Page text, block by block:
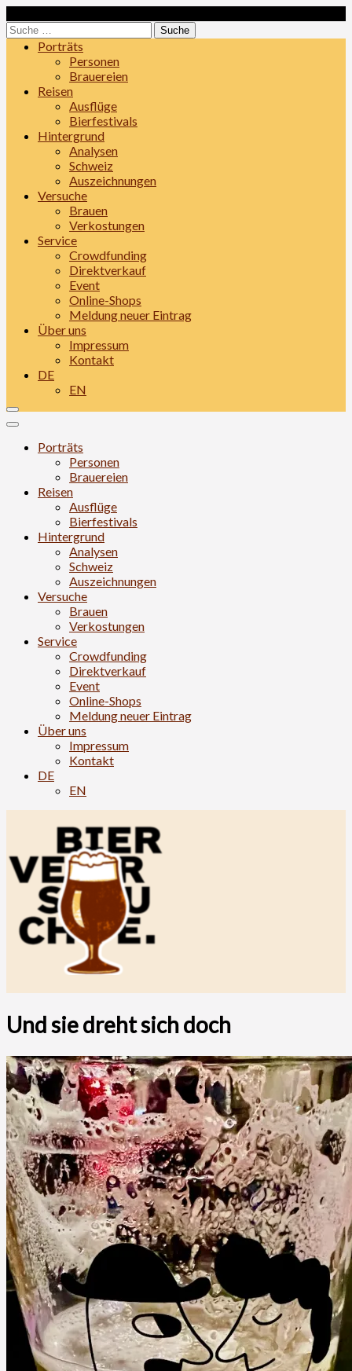
to
content
Suche
nach: Porträts
Personen
Brauereien
Reisen
Ausflüge
Bierfestivals
Hintergrund
Analysen
Schweiz
Auszeichnungen
Versuche
Brauen
Verkostungen
Service
Crowdfunding
Direktverkauf
Event
Online-Shops
Meldung neuer Eintrag
Über uns
Impressum
Kontakt
DE
EN
Porträts
Personen
Brauereien
Reisen
Ausflüge
Bierfestivals
Hintergrund
Analysen
Schweiz
Auszeichnungen
Versuche
Brauen
Verkostungen
Service
Crowdfunding
Direktverkauf
Event
Online-Shops
Meldung neuer Eintrag
Über uns
Impressum
Kontakt
DE
EN
Und sie dreht sich doch